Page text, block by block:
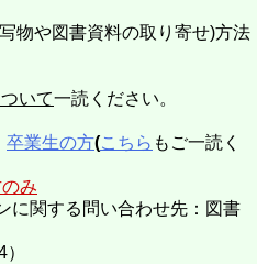
物や図書資料の取り寄せ)方法
いて一読ください。
卒業生の方(こちら もご一読く
み
に関する問い合わせ先：図書